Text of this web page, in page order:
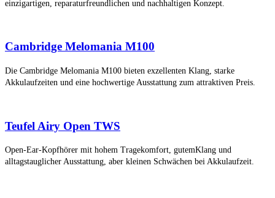
einzigartigen, reparaturfreundlichen und nachhaltigen Konzept.
Cambridge Melomania M100
Die Cambridge Melomania M100 bieten exzellenten Klang, starke
Akkulaufzeiten und eine hochwertige Ausstattung zum attraktiven Preis.
Teufel Airy Open TWS
Open-Ear-Kopfhörer mit hohem Tragekomfort, gutemKlang und
alltagstauglicher Ausstattung, aber kleinen Schwächen bei Akkulaufzeit.